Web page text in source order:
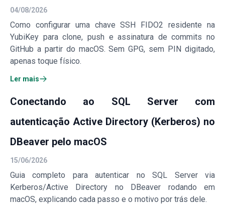
04/08/2026
Como configurar uma chave SSH FIDO2 residente na
YubiKey para clone, push e assinatura de commits no
GitHub a partir do macOS. Sem GPG, sem PIN digitado,
apenas toque físico.
Ler mais
Conectando ao SQL Server com
autenticação Active Directory (Kerberos) no
DBeaver pelo macOS
15/06/2026
Guia completo para autenticar no SQL Server via
Kerberos/Active Directory no DBeaver rodando em
macOS, explicando cada passo e o motivo por trás dele.